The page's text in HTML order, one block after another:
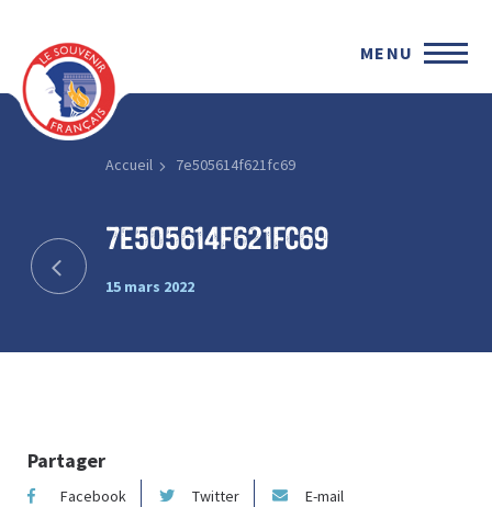
MENU
Accueil 7e505614f621fc69
7e505614f621fc69
15 mars 2022
Partager
Facebook Twitter E-mail